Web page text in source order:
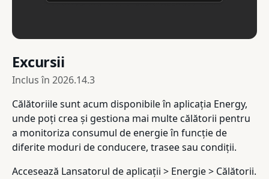
Excursii
Inclus în 2026.14.3
Călătoriile sunt acum disponibile în aplicația Energy,
unde poți crea și gestiona mai multe călătorii pentru
a monitoriza consumul de energie în funcție de
diferite moduri de conducere, trasee sau condiții.
Accesează Lansatorul de aplicații > Energie > Călătorii.